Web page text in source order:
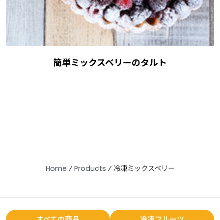
簡単ミックスベリーのタルト
Home ⁄ Products ⁄ 冷凍ミックスベリー